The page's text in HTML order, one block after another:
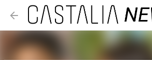
スキップしてメイン コンテン